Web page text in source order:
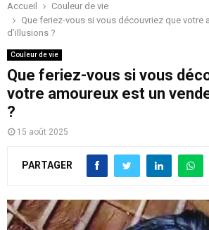
Accueil
Couleur de vie
Que feriez-vous si vous découvriez que votre
d’illusions ?
Couleur de vie
Que feriez-vous si vous
votre amoureux est un
?
15 août 2025
PARTAGER